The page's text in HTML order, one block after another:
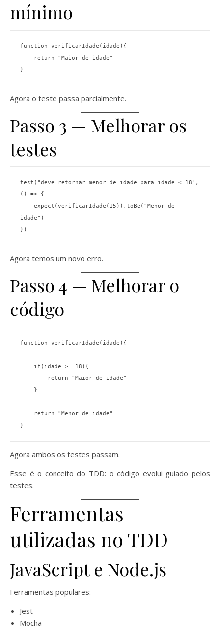
mínimo
function verificarIdade(idade){
    return "Maior de idade"
}
Agora o teste passa parcialmente.
Passo 3 — Melhorar os
testes
test("deve retornar menor de idade para idade < 18",
() => {
idade")
})
Agora temos um novo erro.
Passo 4 — Melhorar o
código
function verificarIdade(idade){
    if(idade >= 18){
        return "Maior de idade"
    }
    return "Menor de idade"
}
Agora ambos os testes passam.
Esse é o conceito do TDD: o código evolui guiado pelos
testes.
Ferramentas
utilizadas no TDD
JavaScript e Node.js
Ferramentas populares:
Jest
Mocha